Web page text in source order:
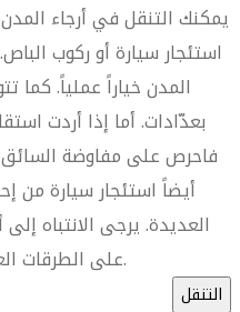
يمكنك التنقل في أرجاء
استئجار سيارة أو ركوب
المدن خياراً عملياً.
بعدّادات. أما إذا أردت
فاحرص على مفاوضة
أيضاً استئجار سيارة من
العديدة. يرجى الانتباه
على الطرقات العامة في المملكة العربية السعودية.
التنقل